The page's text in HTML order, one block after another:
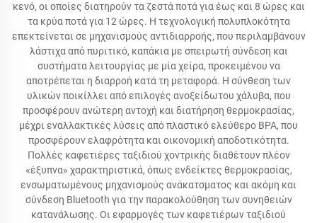
κενό, οι οποίες διατηρούν τα ζεστά ποτά για έως και 8 ώρες και
τα κρύα ποτά για 12 ώρες. Η τεχνολογική πολυπλοκότητα
επεκτείνεται σε μηχανισμούς αντιδιαρροής, που περιλαμβάνουν
λάστιχα από πυριτικό, καπάκια με σπειρωτή σύνδεση και
συστήματα λειτουργίας με μία χείρα, προκειμένου να
αποτρέπεται η διαρροή κατά τη μεταφορά. Η σύνθεση των
υλικών ποικίλλει από επιλογές ανοξείδωτου χάλυβα, που
προσφέρουν ανώτερη αντοχή και διατήρηση θερμοκρασίας,
μέχρι εναλλακτικές λύσεις από πλαστικό ελεύθερο BPA, που
προσφέρουν ελαφρότητα και οικονομική αποδοτικότητα.
Πολλές καφετιέρες ταξιδιού χοντρικής διαθέτουν πλέον
«έξυπνα» χαρακτηριστικά, όπως ενδείκτες θερμοκρασίας,
ενσωματωμένους μηχανισμούς ανάκατσματος και ακόμη και
σύνδεση Bluetooth για την παρακολούθηση των συνηθειών
κατανάλωσης. Οι εφαρμογές των καφετιέρων ταξιδιού